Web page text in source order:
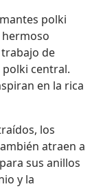
polki
de
central.
en la rica
los
atraen a
sus anillos
y la